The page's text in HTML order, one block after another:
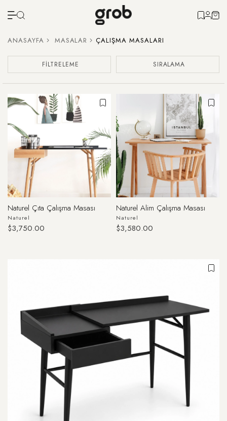
ANASAYFA MASALAR ÇALIŞMA MASALARI
FILTRELEME SIRALAMA
Naturel Çıta Çalışma Masası
Naturel
$3,750.00
Naturel Alim Çalışma Masası
Naturel
$3,580.00